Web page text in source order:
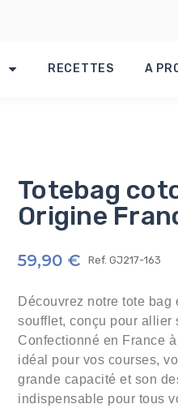
RECETTES A
Totebag
Origine
59,90 € Ref. GJ217-163
Découvrez notre tote
soufflet, conçu pour allier
Confectionné en France
idéal pour vos courses,
grande capacité et son
indispensable pour tous